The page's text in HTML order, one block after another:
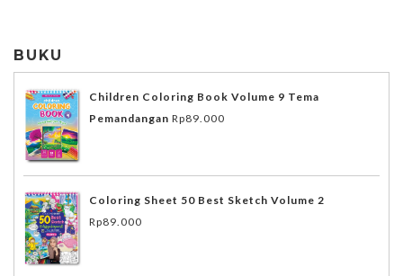
BUKU
Children Coloring Book Volume 9 Tema
Pemandangan Rp89.000
Coloring Sheet 50 Best Sketch Volume 2
Rp89.000